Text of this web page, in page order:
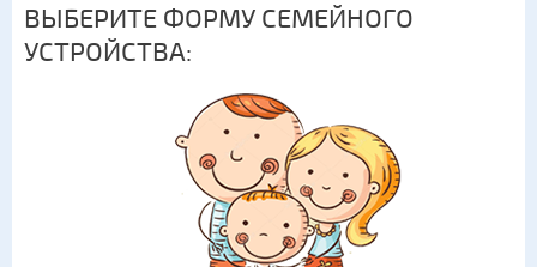
ВЫБЕРИТЕ ФОРМУ СЕМЕЙНОГО
УСТРОЙСТВА: